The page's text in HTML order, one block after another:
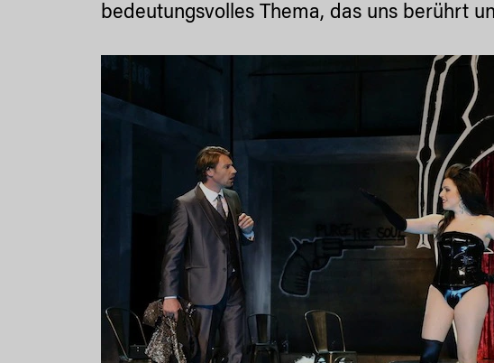
bedeutungsvolles Thema, das uns berührt